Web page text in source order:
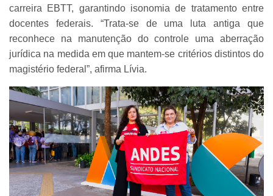
carreira EBTT, garantindo isonomia de tratamento entre
docentes federais. “Trata-se de uma luta antiga que
reconhece na manutenção do controle uma aberração
jurídica na medida em que mantem-se critérios distintos do
magistério federal”, afirma Lívia.